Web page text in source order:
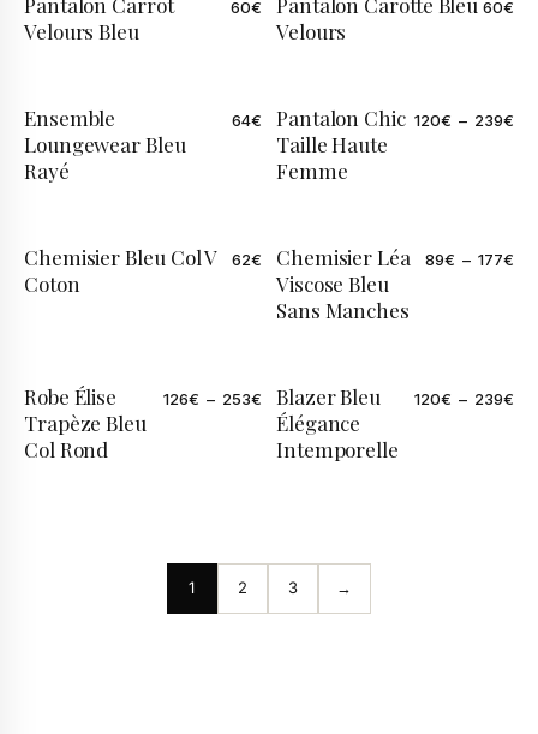
ÉDITION LIMITÉE
Velours Bleu
60€
Velours
60€
Ensemble
Loungewear Bleu
Rayé
64€
Pantalon Chic
Taille Haute
Femme
120€ – 239€
ÉDITION LIMITÉE
Chemisier Bleu Col V
Coton
62€
Chemisier Léa
Viscose Bleu
Sans Manches
89€ – 177€
Robe Élise
Trapèze Bleu
Col Rond
126€ – 253€
Blazer Bleu
Élégance
Intemporelle
120€ – 239€
1 2 3 →